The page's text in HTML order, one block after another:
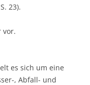
23).
vor.
es sich um eine
, Abfall- und